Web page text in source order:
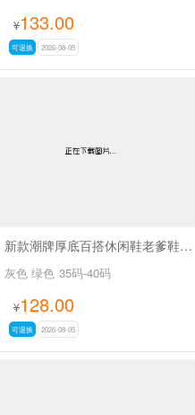
¥133.00
可退换 2026-08-05
新款潮牌厚底百搭休闲鞋老爹鞋SA26773
灰色 绿色 35码-40码
¥128.00
可退换 2026-08-05